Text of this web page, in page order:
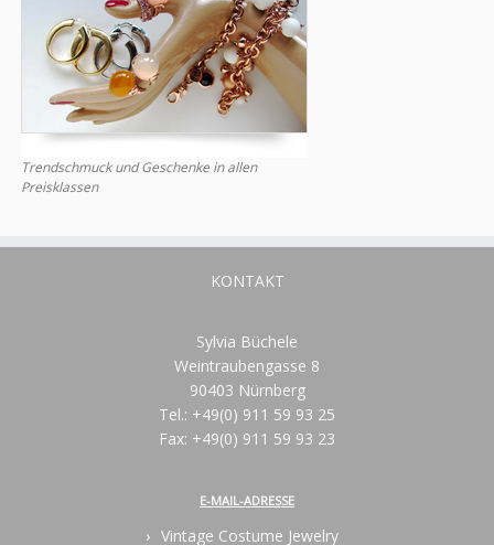
Trendschmuck und Geschenke in allen
Preisklassen
KONTAKT
Sylvia Büchele
Weintraubengasse 8
90403 Nürnberg
Tel.: +49(0) 911 59 93 25
Fax: +49(0) 911 59 93 23
E-MAIL-ADRESSE
Vintage Costume Jewelry